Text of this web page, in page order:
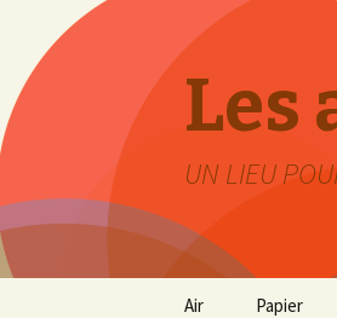
Les
UN LIEU
Air Papier